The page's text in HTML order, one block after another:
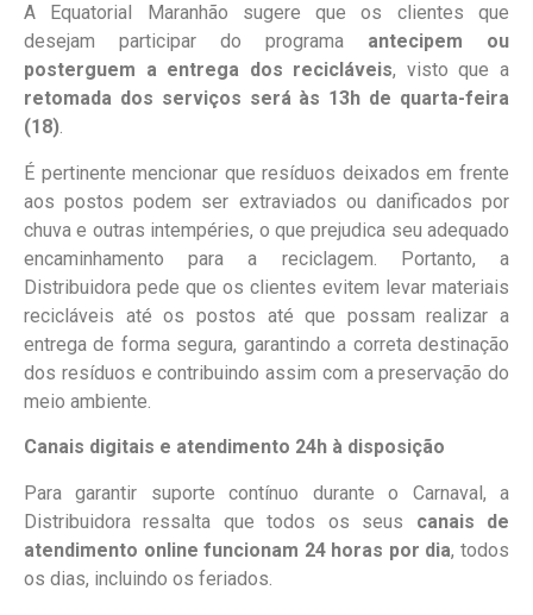
A Equatorial Maranhão sugere que os clientes que
desejam participar do programa antecipem ou
posterguem a entrega dos recicláveis, visto que a
retomada dos serviços será às 13h de quarta-feira
(18).
É pertinente mencionar que resíduos deixados em frente
aos postos podem ser extraviados ou danificados por
chuva e outras intempéries, o que prejudica seu adequado
encaminhamento para a reciclagem. Portanto, a
Distribuidora pede que os clientes evitem levar materiais
recicláveis até os postos até que possam realizar a
entrega de forma segura, garantindo a correta destinação
dos resíduos e contribuindo assim com a preservação do
meio ambiente.
Canais digitais e atendimento 24h à disposição
Para garantir suporte contínuo durante o Carnaval, a
Distribuidora ressalta que todos os seus canais de
atendimento online funcionam 24 horas por dia, todos
os dias, incluindo os feriados.